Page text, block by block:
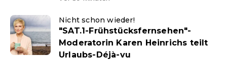
Nicht schon wieder!
"SAT.1-Frühstücksfernsehen"-
Moderatorin Karen Heinrichs teilt
Urlaubs-Déjà-vu